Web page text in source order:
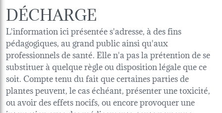
DÉCHARGE
L'information ici présentée s'adresse, à des fins
pédagogiques, au grand public ainsi qu'aux
professionnels de santé. Elle n'a pas la prétention de se
substituer à quelque règle ou disposition légale que ce
soit. Compte tenu du fait que certaines parties de
plantes peuvent, le cas échéant, présenter une toxicité,
ou avoir des effets nocifs, ou encore provoquer une